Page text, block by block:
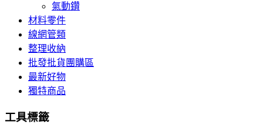
氣動鑽
材料零件
線網管類
整理收納
批發批貨團購區
最新好物
獨特商品
工具標籤